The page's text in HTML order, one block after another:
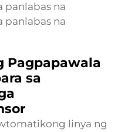
panlabas na
panlabas na
Pagpapawala
sa
linya ng